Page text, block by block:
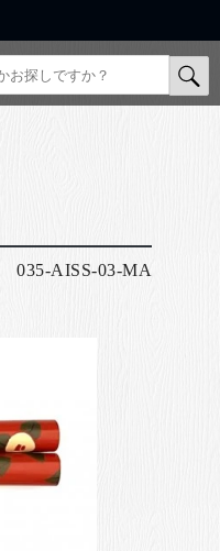
035-AISS-03-MA